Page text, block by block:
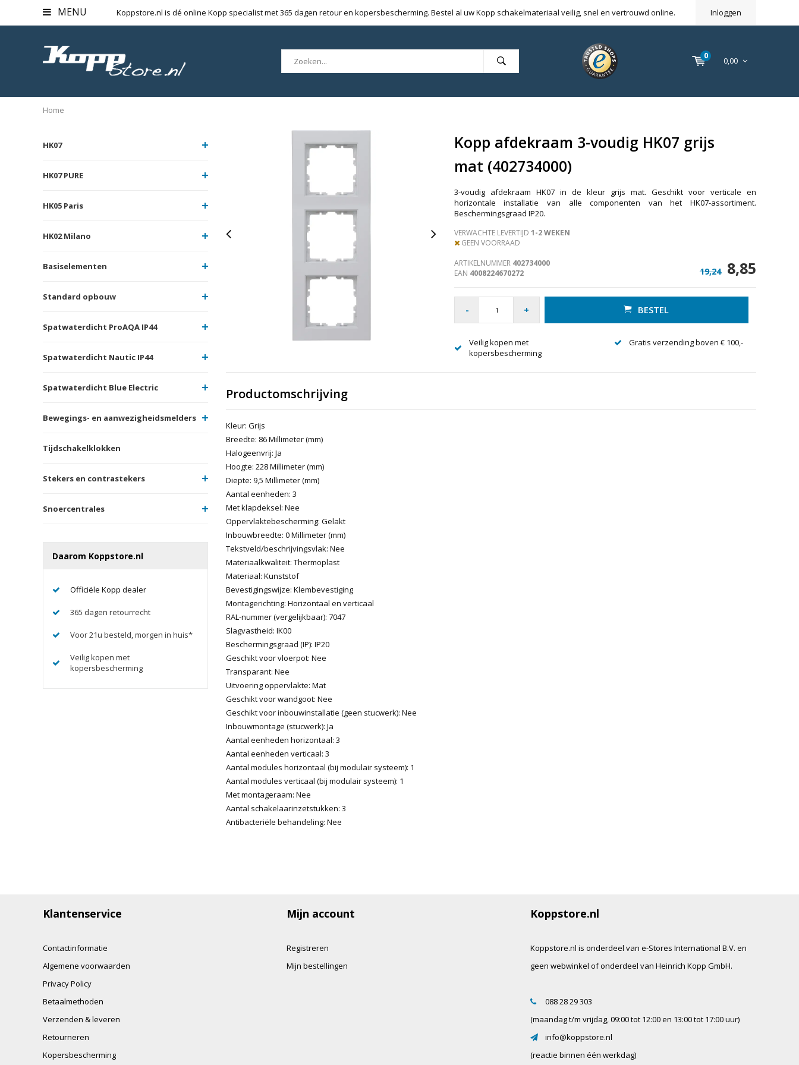
MENU Koppstore.nl is dé online Kopp specialist met 365 dagen retour en kopersbescherming. Bestel al uw Kopp schakelmateriaal veilig, snel en vertrouwd online. Inloggen
0 0,00
Home
HK07
HK07 PURE
HK05 Paris
HK02 Milano
Basiselementen
Standard opbouw
Spatwaterdicht ProAQA IP44
Spatwaterdicht Nautic IP44
Spatwaterdicht Blue Electric
Bewegings- en aanwezigheidsmelders
Tijdschakelklokken
Stekers en contrastekers
Snoercentrales
Daarom Koppstore.nl
Officiële Kopp dealer
365 dagen retourrecht
Voor 21u besteld, morgen in huis*
Veilig kopen met
kopersbescherming
Kopp afdekraam 3-voudig HK07 grijs
mat (402734000)
3-voudig afdekraam HK07 in de kleur grijs mat. Geschikt voor verticale en
horizontale installatie van alle componenten van het HK07-assortiment.
Beschermingsgraad IP20.
VERWACHTE LEVERTIJD 1-2 WEKEN
GEEN VOORRAAD
ARTIKELNUMMER 402734000
EAN 4008224670272 19,24 8,85
- + BESTEL
Veilig kopen met
kopersbescherming
Gratis verzending boven € 100,-
Productomschrijving
Kleur: Grijs
Breedte: 86 Millimeter (mm)
Halogeenvrij: Ja
Hoogte: 228 Millimeter (mm)
Diepte: 9,5 Millimeter (mm)
Aantal eenheden: 3
Met klapdeksel: Nee
Oppervlaktebescherming: Gelakt
Inbouwbreedte: 0 Millimeter (mm)
Tekstveld/beschrijvingsvlak: Nee
Materiaalkwaliteit: Thermoplast
Materiaal: Kunststof
Bevestigingswijze: Klembevestiging
Montagerichting: Horizontaal en verticaal
RAL-nummer (vergelijkbaar): 7047
Slagvastheid: IK00
Beschermingsgraad (IP): IP20
Geschikt voor vloerpot: Nee
Transparant: Nee
Uitvoering oppervlakte: Mat
Geschikt voor wandgoot: Nee
Geschikt voor inbouwinstallatie (geen stucwerk): Nee
Inbouwmontage (stucwerk): Ja
Aantal eenheden horizontaal: 3
Aantal eenheden verticaal: 3
Aantal modules horizontaal (bij modulair systeem): 1
Aantal modules verticaal (bij modulair systeem): 1
Met montageraam: Nee
Aantal schakelaarinzetstukken: 3
Antibacteriële behandeling: Nee
Klantenservice
Contactinformatie
Algemene voorwaarden
Privacy Policy
Betaalmethoden
Verzenden & leveren
Retourneren
Kopersbescherming
Mijn account
Registreren
Mijn bestellingen
Koppstore.nl
Koppstore.nl is onderdeel van e-Stores International B.V. en
geen webwinkel of onderdeel van Heinrich Kopp GmbH.
088 28 29 303
(maandag t/m vrijdag, 09:00 tot 12:00 en 13:00 tot 17:00 uur)
info@koppstore.nl
(reactie binnen één werkdag)